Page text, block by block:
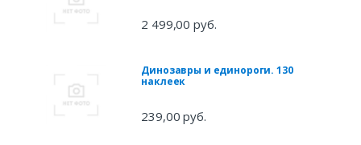
2 499,00 руб.
Динозавры и единороги. 130
наклеек
239,00 руб.